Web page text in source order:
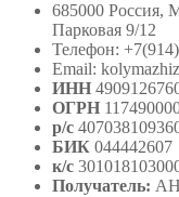
685000 Россия,
Парковая 9/12
Телефон:
Email:
ИНН
ОГРН
р/с
БИК 044442607
к/с
Получатель: